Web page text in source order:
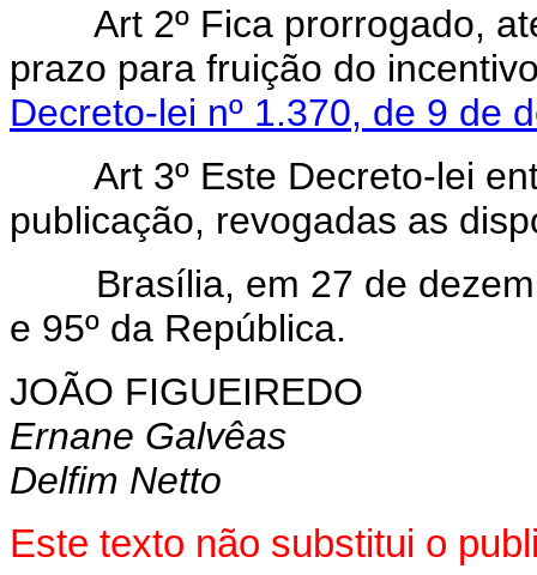
Art 2º Fica prorrogado,
prazo para fruição do
Decreto-lei nº 1.370, de 9 de
Art 3º Este Decreto-lei
publicação, revogadas as
Brasília, em 27 de
e 95º da República.
JOÃO FIGUEIREDO
Ernane Galvêas
Delfim Netto
Este texto não substitui o